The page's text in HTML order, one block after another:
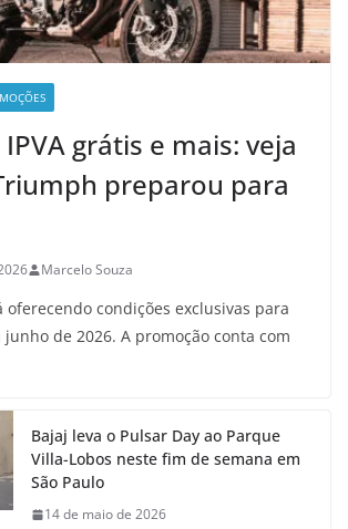
IPVA grátis e mais: veja
preparou para
Marcelo Souza
oferecendo condições exclusivas para
de 2026. A promoção conta com
Bajaj leva o Pulsar Day ao Parque
Villa-Lobos neste fim de semana em
São Paulo
14 de maio de 2026